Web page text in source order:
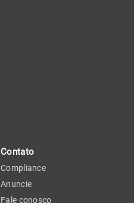
Contato
Compliance
Anuncie
Fale conosco